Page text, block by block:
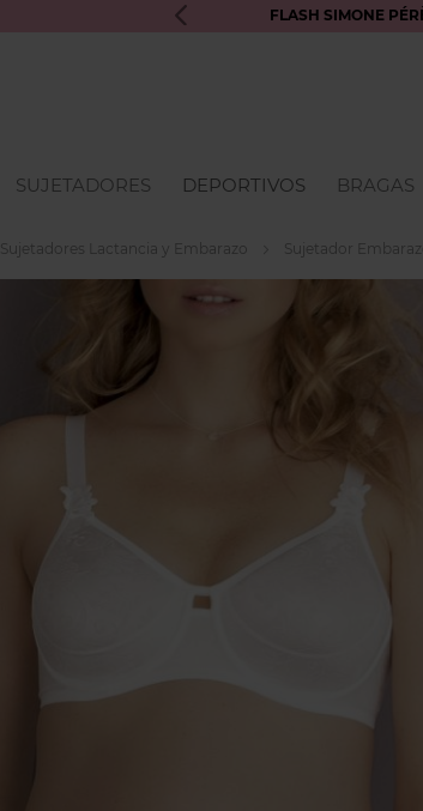
FLASH SIMONE
SUJETADORES DEPORTIVOS BRAGAS
Sujetadores Lactancia y Embarazo Sujetador